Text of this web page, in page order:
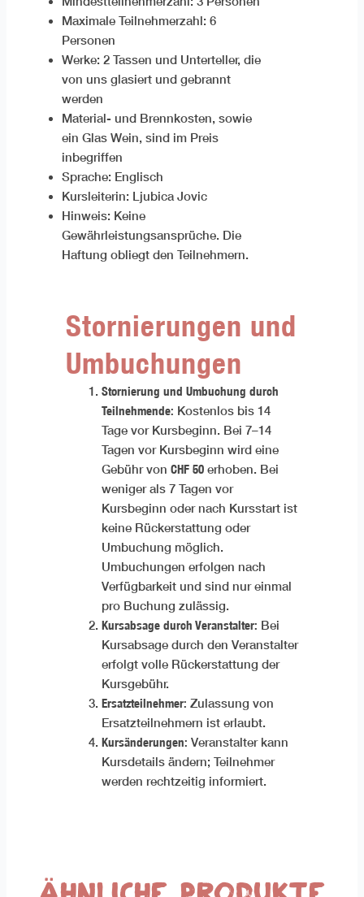
Maximale Teilnehmerzahl: 6
Personen
Werke: 2 Tassen und Unterteller, die
von uns glasiert und gebrannt
werden
Material- und Brennkosten, sowie
ein Glas Wein, sind im Preis
inbegriffen
Sprache: Englisch
Kursleiterin: Ljubica Jovic
Hinweis: Keine
Gewährleistungsansprüche. Die
Haftung obliegt den Teilnehmern.
Stornierungen und
Umbuchungen
Stornierung und Umbuchung durch
Teilnehmende: Kostenlos bis 14
Tage vor Kursbeginn. Bei 7–14
Tagen vor Kursbeginn wird eine
Gebühr von CHF 50erhoben. Bei
weniger als 7 Tagen vor
Kursbeginn oder nach Kursstart ist
keine Rückerstattung oder
Umbuchung möglich.
Umbuchungen erfolgen nach
Verfügbarkeit und sind nur einmal
pro Buchung zulässig.
Kursabsage durch Veranstalter: Bei
Kursabsage durch den Veranstalter
erfolgt volle Rückerstattung der
Kursgebühr.
Ersatzteilnehmer: Zulassung von
Ersatzteilnehmern ist erlaubt.
Kursänderungen: Veranstalter kann
Kursdetails ändern; Teilnehmer
werden rechtzeitig informiert.